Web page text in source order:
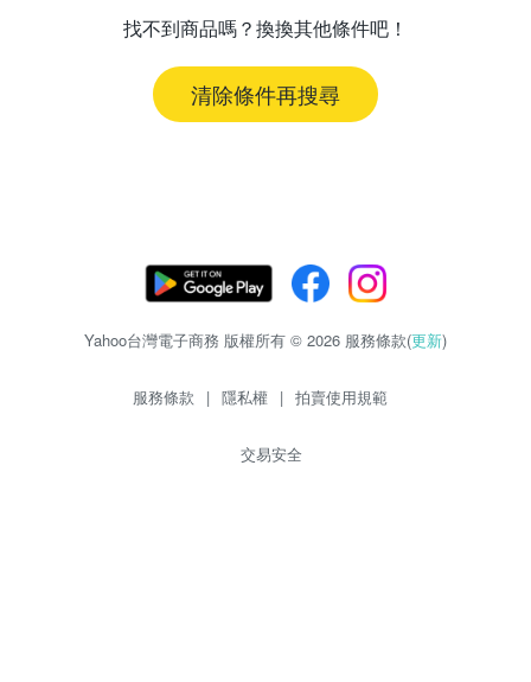
找不到商品嗎？換換其他條件吧！
清除條件再搜尋
Yahoo台灣電子商務 版權所有 © 2026 服務條款(更新)
服務條款 | 隱私權 | 拍賣使用規範
交易安全